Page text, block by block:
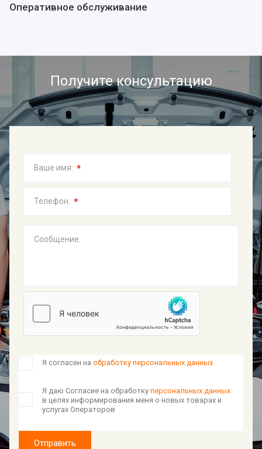
Оперативное обслуживание
Получите консультацию
Ваше имя: *
Телефон: *
Сообщение:
Я согласен на обработку персональных данных
Я даю Согласие на обработку персональных данных
в целях информирования меня о новых товарах и
услугах Операторов
Отправить